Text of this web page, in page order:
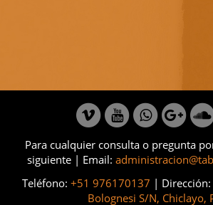
Para cualquier consulta o pregunta
siguiente | Email:
Teléfono: +51 976170137 | Dirección:
Bolognesi S/N, Chiclayo,